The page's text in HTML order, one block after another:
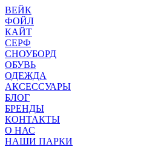
ВЕЙК
ФОЙЛ
КАЙТ
СЕРФ
СНОУБОРД
ОБУВЬ
ОДЕЖДА
АКСЕССУАРЫ
БЛОГ
БРЕНДЫ
КОНТАКТЫ
О НАС
НАШИ ПАРКИ